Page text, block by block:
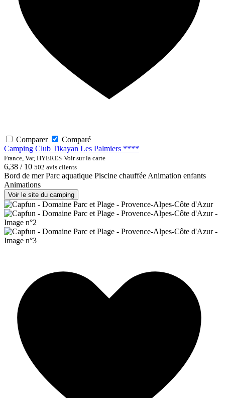
Comparer
Comparé
Camping Club Tikayan Les Palmiers ****
France, Var, HYERES Voir sur la carte
6,38 / 10 502 avis clients
Bord de mer Parc aquatique Piscine chaufféeAnimation enfants
Animations
Voir le site du camping